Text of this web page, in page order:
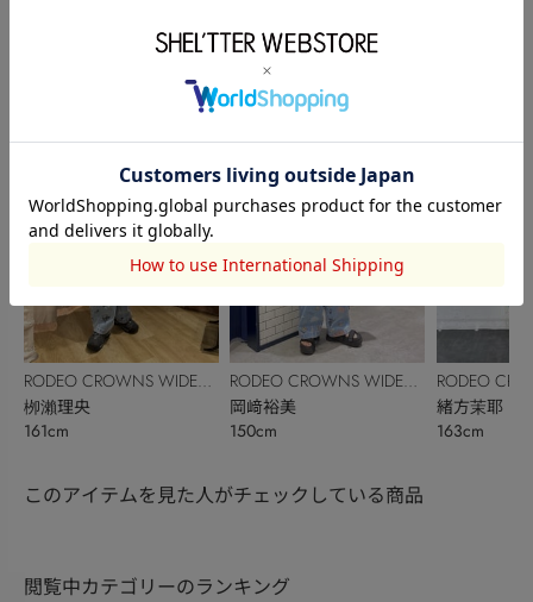
RODEO CROWNS WIDE
RODEO CROWNS WIDE
BOWL
栁瀨理央
161cm
RODEO CROWNS WIDE
BOWL
緒方茉耶
163cm
RODEO CROWNS WIDE
BOWL
岡﨑裕美
150cm
RODEO
BOWL
緒方茉耶
163cm
このアイテムを見た人がチェックしている商品
閲覧中カテゴリーのランキング